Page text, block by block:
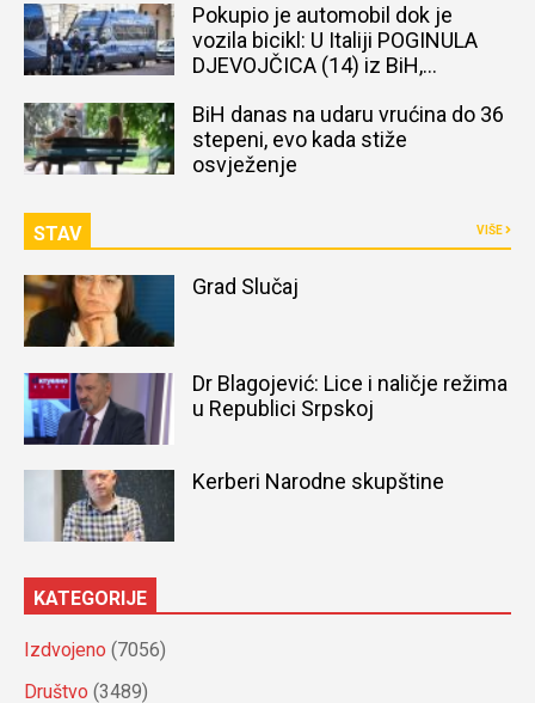
Pokupio je automobil dok je
vozila bicikl: U Italiji POGINULA
DJEVOJČICA (14) iz BiH,
BiH danas na udaru vrućina do 36
stepeni, evo kada stiže
osvježenje
STAV VIŠE
Grad Slučaj
Dr Blagojević: Lice i naličje režima
u Republici Srpskoj
Kerberi Narodne skupštine
KATEGORIJE
Izdvojeno (7056)
Društvo (3489)